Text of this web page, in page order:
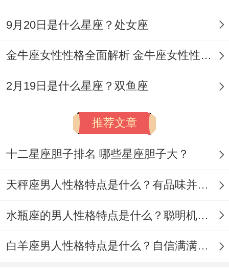
9月20日是什么星座？处女座
金牛座女性性格全面解析 金牛座女性性格与脾气全揭秘
2月19日是什么星座？双鱼座
推荐文章
十二星座胆子排名 哪些星座胆子大？
天秤座男人性格特点是什么？有品味并注重美感
水瓶座的男人性格特点是什么？聪明机智理性冷静
白羊座男人性格特点是什么？自信满满但缺乏耐心